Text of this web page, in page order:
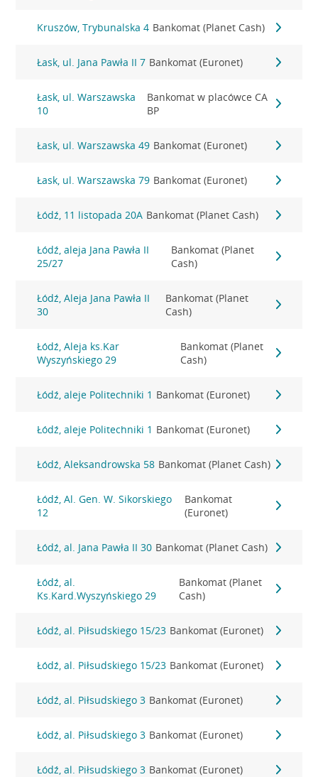
Kruszów, Trybunalska 4 Bankomat (Planet Cash)
Łask, ul. Jana Pawła II 7 Bankomat (Euronet)
Łask, ul. Warszawska
10
Bankomat w placówce CA
BP
Łask, ul. Warszawska 49 Bankomat (Euronet)
Łask, ul. Warszawska 79 Bankomat (Euronet)
Łódź, 11 listopada 20A Bankomat (Planet Cash)
Łódź, aleja Jana Pawła II
25/27
Bankomat (Planet
Cash)
Łódź, Aleja Jana Pawła II
30
Bankomat (Planet
Cash)
Łódź, Aleja ks.Kar
Wyszyńskiego 29
Bankomat (Planet
Cash)
Łódź, aleje Politechniki 1 Bankomat (Euronet)
Łódź, aleje Politechniki 1 Bankomat (Euronet)
Łódź, Aleksandrowska 58 Bankomat (Planet Cash)
Łódź, Al. Gen. W. Sikorskiego
12
Bankomat
(Euronet)
Łódź, al. Jana Pawła II 30 Bankomat (Planet Cash)
Łódź, al.
Ks.Kard.Wyszyńskiego 29
Bankomat (Planet
Cash)
Łódź, al. Piłsudskiego 15/23 Bankomat (Euronet)
Łódź, al. Piłsudskiego 15/23 Bankomat (Euronet)
Łódź, al. Piłsudskiego 3 Bankomat (Euronet)
Łódź, al. Piłsudskiego 3 Bankomat (Euronet)
Łódź, al. Piłsudskiego 3 Bankomat (Euronet)